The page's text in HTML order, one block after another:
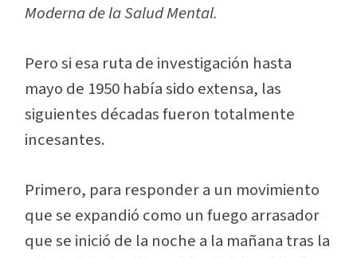
Moderna de la Salud Mental.
Pero si esa ruta de investigación hasta
mayo de 1950 había sido extensa, las
siguientes décadas fueron totalmente
incesantes.
Primero, para responder a un movimiento
que se expandió como un fuego arrasador
que se inició de la noche a la mañana tras la